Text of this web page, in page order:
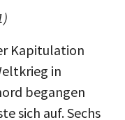
Kapitulation
in
begangen
sich auf. Sechs